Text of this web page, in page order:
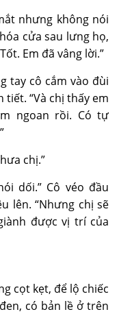
nhưng không nói
cửa sau lưng họ,
Em đã vâng lời.”
tay cô cắm vào đùi
“Và chị thấy em
ngoan rồi. Có tự
chị.”
dối.” Cô véo đầu
lên. “Nhưng chị sẽ
được vị trí của
cọt kẹt, để lộ chiếc
có bản lề ở trên